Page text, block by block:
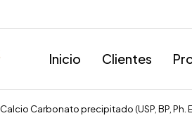
Inicio Clientes
Calcio Carbonato precipitado (USP, BP, Ph.